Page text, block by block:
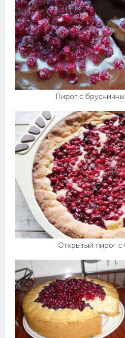
Пирог с
Открытый пирог с